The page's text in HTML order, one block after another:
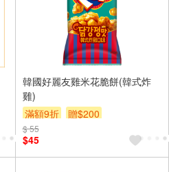
韓國好麗友雞米花脆餅(韓式炸
雞)
滿額9折
贈$200
$ 55
$45